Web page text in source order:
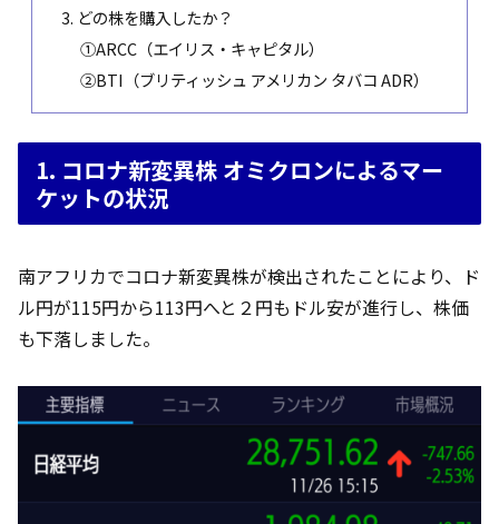
3. どの株を購入したか？
①ARCC（エイリス・キャピタル）
②BTI（ブリティッシュ アメリカン タバコ ADR）
1. コロナ新変異株 オミクロンによるマー
ケットの状況
南アフリカでコロナ新変異株が検出されたことにより、ド
ル円が115円から113円へと２円もドル安が進行し、株価
も下落しました。